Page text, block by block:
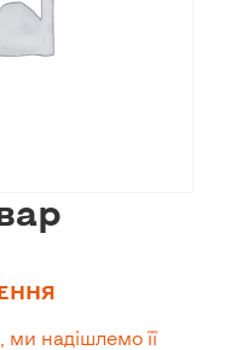
надішлемо її